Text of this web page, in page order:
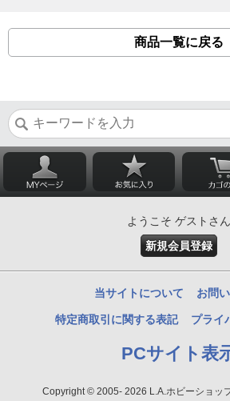
商品一覧に戻る
ようこそ ゲストさん
新規会員登録
当サイトについて お問
特定商取引に関する表記 プライ
PCサイト表
Copyright © 2005- 2026 L.A.ホビーショッ